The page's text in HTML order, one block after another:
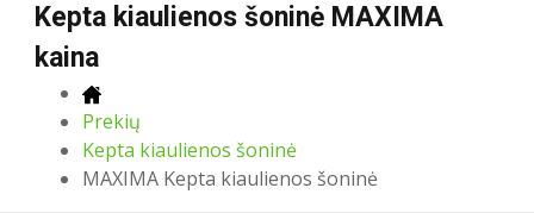
Kepta kiaulienos šoninė MAXIMA
kaina
Prekių
Kepta kiaulienos šoninė
MAXIMA Kepta kiaulienos šoninė